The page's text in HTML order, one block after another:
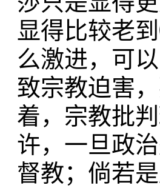
显得比较老
么激进，可
致宗教迫害
着，宗教批
许，一旦政
督教；倘若